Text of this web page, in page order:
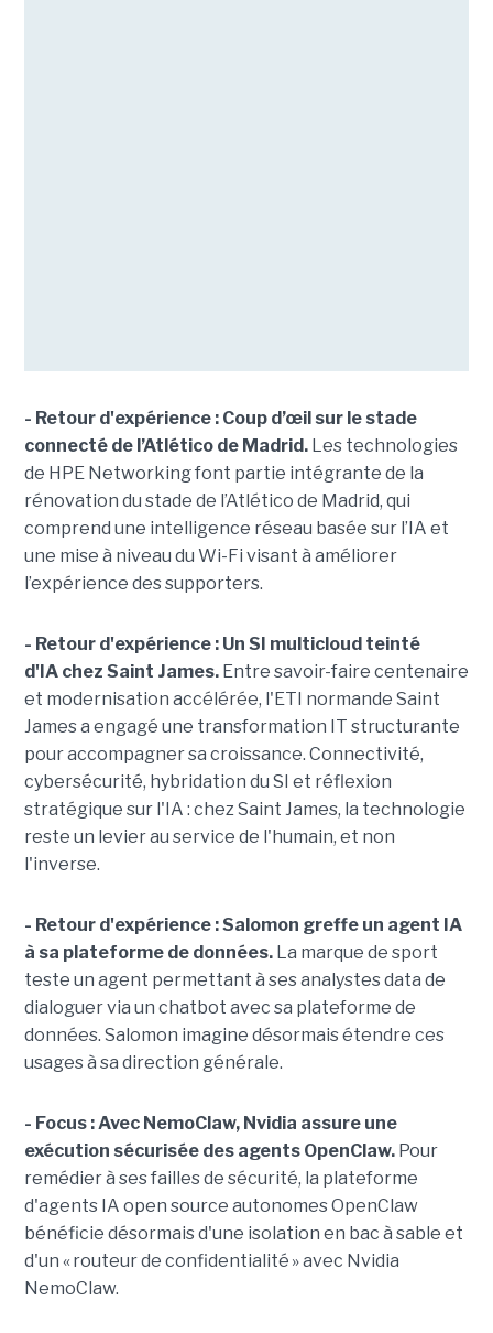
- Retour d'expérience : Coup d’œil sur le stade
connecté de l’Atlético de Madrid. Les technologies
de HPE Networking font partie intégrante de la
rénovation du stade de l’Atlético de Madrid, qui
comprend une intelligence réseau basée sur l’IA et
une mise à niveau du Wi-Fi visant à améliorer
l’expérience des supporters.
- Retour d'expérience : Un SI multicloud teinté
d'IA chez Saint James.Entre savoir-faire centenaire
et modernisation accélérée, l'ETI normande Saint
James a engagé une transformation IT structurante
pour accompagner sa croissance. Connectivité,
cybersécurité, hybridation du SI et réflexion
stratégique sur l'IA : chez Saint James, la technologie
reste un levier au service de l'humain, et non
l'inverse.
- Retour d'expérience :Salomon greffe un agent IA
à sa plateforme de données.La marque de sport
teste un agent permettant à ses analystes data de
dialoguer via un chatbot avec sa plateforme de
données. Salomon imagine désormais étendre ces
usages à sa direction générale.
- Focus : Avec NemoClaw, Nvidia assure une
exécution sécurisée des agents OpenClaw.Pour
remédier à ses failles de sécurité, la plateforme
d'agents IA open source autonomes OpenClaw
bénéficie désormais d'une isolation en bac à sable et
d'un « routeur de confidentialité » avec Nvidia
NemoClaw.